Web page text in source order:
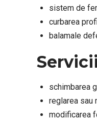
sistem de
curbarea
balamale
schimbarea
reglarea sau
modificarea